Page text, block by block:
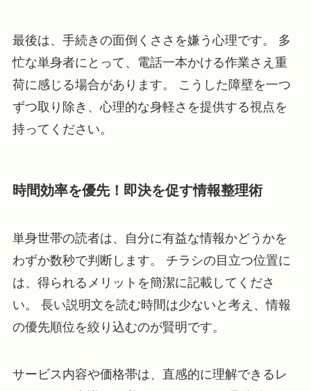
最後は、手続きの面倒くささを嫌う心理です。 多
忙な単身者にとって、電話一本かける作業さえ重
荷に感じる場合があります。 こうした障壁を一つ
ずつ取り除き、心理的な身軽さを提供する視点を
持ってください。
時間効率を優先！即決を促す情報整理術
単身世帯の読者は、自分に有益な情報かどうかを
わずか数秒で判断します。 チラシの目立つ位置に
は、得られるメリットを簡潔に記載してくださ
い。 長い説明文を読む時間は少ないと考え、情報
の優先順位を絞り込むのが賢明です。
サービス内容や価格帯は、直感的に理解できるレ